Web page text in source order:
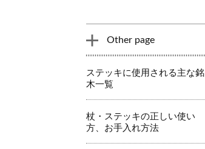
Other page
ステッキに使用される主な銘
木一覧
杖・ステッキの正しい使い
方、お手入れ方法